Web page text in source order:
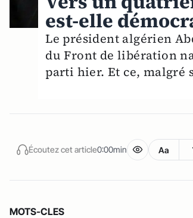
est-elle
Le président algérien
du Front de libération
parti hier. Et ce, malgré
Écoutez cet article0:00min Aa
MOTS-CLES